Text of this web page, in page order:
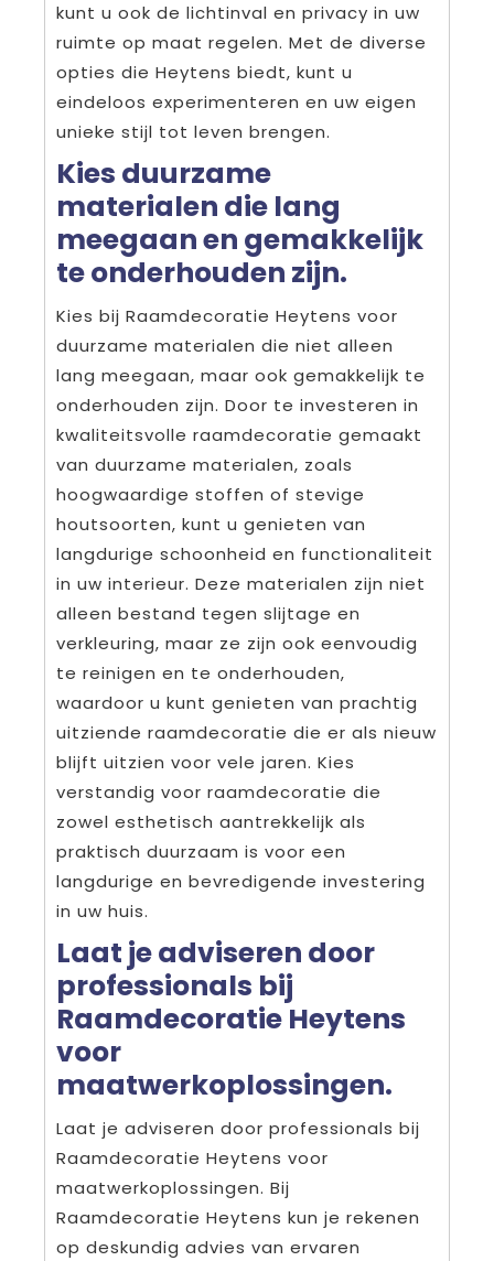
kunt u ook de lichtinval en privacy in uw
ruimte op maat regelen. Met de diverse
opties die Heytens biedt, kunt u
eindeloos experimenteren en uw eigen
unieke stijl tot leven brengen.
Kies duurzame
materialen die lang
meegaan en gemakkelijk
te onderhouden zijn.
Kies bij Raamdecoratie Heytens voor
duurzame materialen die niet alleen
lang meegaan, maar ook gemakkelijk te
onderhouden zijn. Door te investeren in
kwaliteitsvolle raamdecoratie gemaakt
van duurzame materialen, zoals
hoogwaardige stoffen of stevige
houtsoorten, kunt u genieten van
langdurige schoonheid en functionaliteit
in uw interieur. Deze materialen zijn niet
alleen bestand tegen slijtage en
verkleuring, maar ze zijn ook eenvoudig
te reinigen en te onderhouden,
waardoor u kunt genieten van prachtig
uitziende raamdecoratie die er als nieuw
blijft uitzien voor vele jaren. Kies
verstandig voor raamdecoratie die
zowel esthetisch aantrekkelijk als
praktisch duurzaam is voor een
langdurige en bevredigende investering
in uw huis.
Laat je adviseren door
professionals bij
Raamdecoratie Heytens
voor
maatwerkoplossingen.
Laat je adviseren door professionals bij
Raamdecoratie Heytens voor
maatwerkoplossingen. Bij
Raamdecoratie Heytens kun je rekenen
op deskundig advies van ervaren